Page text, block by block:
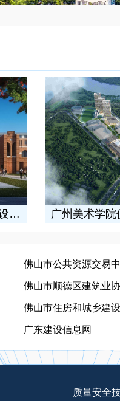
广州美术学院佛山校区一期建设工程 海
佛山市公共资源交易
佛山市顺德区建筑业
佛山市住房和城乡建
广东建设信息网
质量安全